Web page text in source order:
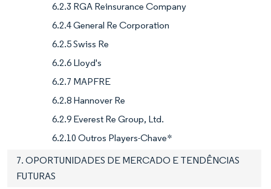
6.2.3 RGA Reinsurance Company
6.2.4 General Re Corporation
6.2.5 Swiss Re
6.2.6 Lloyd's
6.2.7 MAPFRE
6.2.8 Hannover Re
6.2.9 Everest Re Group, Ltd.
6.2.10 Outros Players-Chave*
7. OPORTUNIDADES DE MERCADO E TENDÊNCIAS
FUTURAS